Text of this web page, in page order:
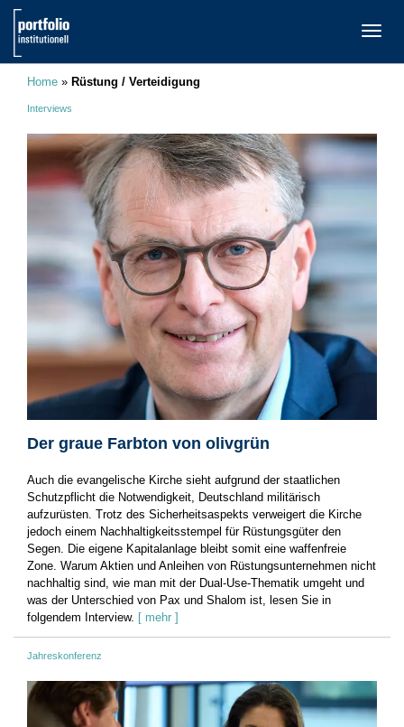
Home » Rüstung / Verteidigung
Interviews
Der graue Farbton von olivgrün
Auch die evangelische Kirche sieht aufgrund der staatlichen
Schutzpflicht die Notwendigkeit, Deutschland militärisch
aufzurüsten. Trotz des Sicherheitsaspekts verweigert die Kirche
jedoch einem Nachhaltigkeitsstempel für Rüstungsgüter den
Segen. Die eigene Kapitalanlage bleibt somit eine waffenfreie
Zone. Warum Aktien und Anleihen von Rüstungsunternehmen nicht
nachhaltig sind, wie man mit der Dual-Use-Thematik umgeht und
was der Unterschied von Pax und Shalom ist, lesen Sie in
folgendem Interview. [ mehr ]
Jahreskonferenz